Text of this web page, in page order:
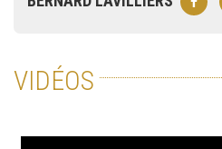
VIDÉOS